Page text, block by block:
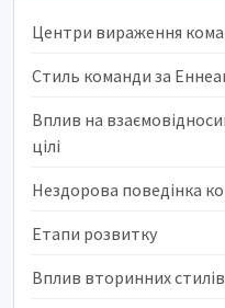
Центри вираження
Стиль команди за
Вплив на
цілі
Нездорова поведінка
Етапи розвитку
Вплив вторинних стилів